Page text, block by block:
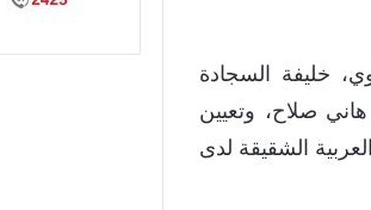
خليفة السجادة
صلاح، وتعيين
الشقيقة لدى